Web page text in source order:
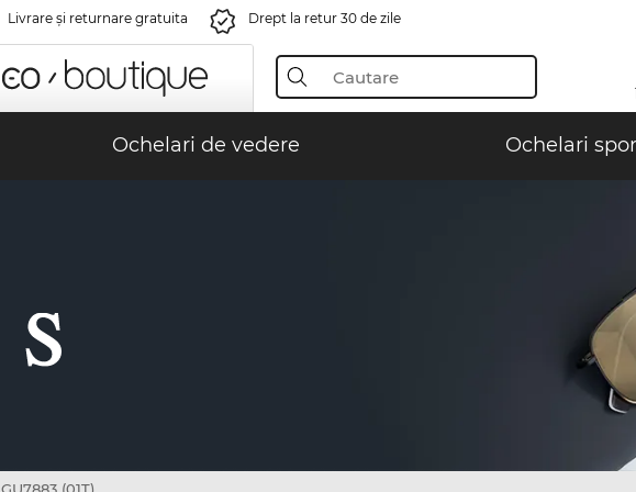
Livrare şi returnare gratuita Drept la retur 30 de zile
Ochelari de vedere Ochelari